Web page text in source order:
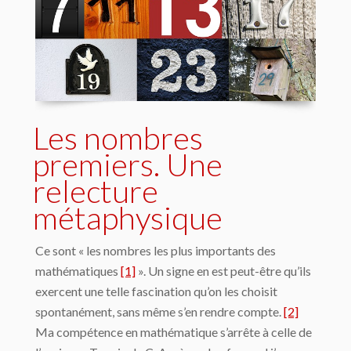
Les nombres
premiers. Une
relecture
métaphysique
Ce sont « les nombres les plus importants des
mathématiques [1] ». Un signe en est peut-être qu’ils
exercent une telle fascination qu’on les choisit
spontanément, sans même s’en rendre compte.[2]
Ma compétence en mathématique s’arrête à celle de